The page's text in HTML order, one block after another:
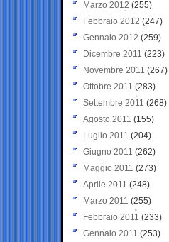
Marzo 2012 (255)
Febbraio 2012 (247)
Gennaio 2012 (259)
Dicembre 2011 (223)
Novembre 2011 (267)
Ottobre 2011 (283)
Settembre 2011 (268)
Agosto 2011 (155)
Luglio 2011 (204)
Giugno 2011 (262)
Maggio 2011 (273)
Aprile 2011 (248)
Marzo 2011 (255)
Febbraio 2011 (233)
Gennaio 2011 (253)